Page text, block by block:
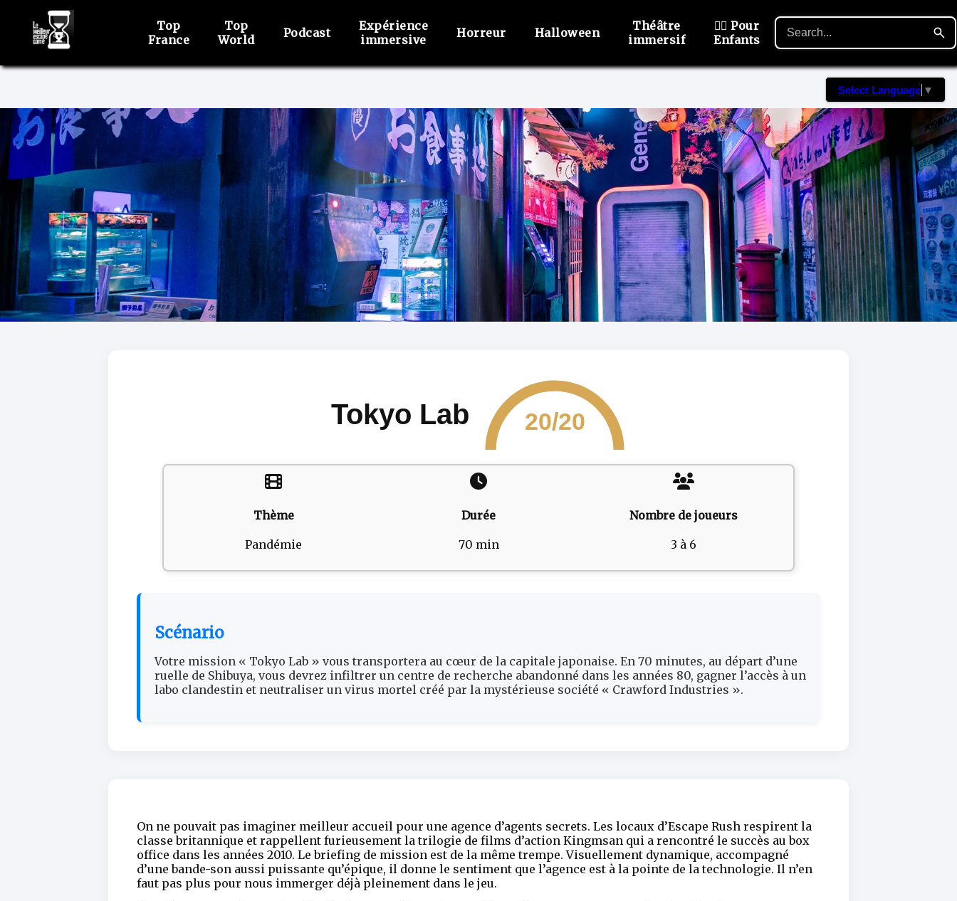
Top
France
Top
World
Podcast
Expérience
immersive
Horreur Halloween
Théâtre
immersif
🙋‍♂️ Pour
Enfants
Select Language ▼
Tokyo Lab 20/20
Thème
Pandémie
Durée
70 min
Nombre de joueurs
3 à 6
Scénario
Votre mission « Tokyo Lab » vous transportera au cœur de la capitale japonaise. En 70 minutes, au départ d’une
ruelle de Shibuya, vous devrez infiltrer un centre de recherche abandonné dans les années 80, gagner l’accès à un
labo clandestin et neutraliser un virus mortel créé par la mystérieuse société « Crawford Industries ».
On ne pouvait pas imaginer meilleur accueil pour une agence d’agents secrets. Les locaux d’Escape Rush respirent la
classe britannique et rappellent furieusement la trilogie de films d’action Kingmsan qui a rencontré le succès au box
office dans les années 2010. Le briefing de mission est de la même trempe. Visuellement dynamique, accompagné
d’une bande-son aussi puissante qu’épique, il donne le sentiment que l’agence est à la pointe de la technologie. Il n’en
faut pas plus pour nous immerger déjà pleinement dans le jeu.